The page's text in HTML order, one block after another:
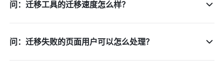
问：迁移工具的迁移速度怎么样？
问：迁移失败的页面用户可以怎么处理？